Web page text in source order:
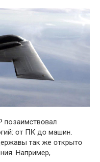
позаимствовал
от ПК до машин.
так же открыто
Например,